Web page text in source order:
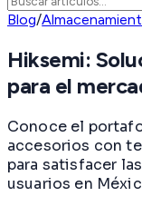
Blog/
Hiksemi:
para el
Conoce el
accesorios con
para satisfacer
usuarios en